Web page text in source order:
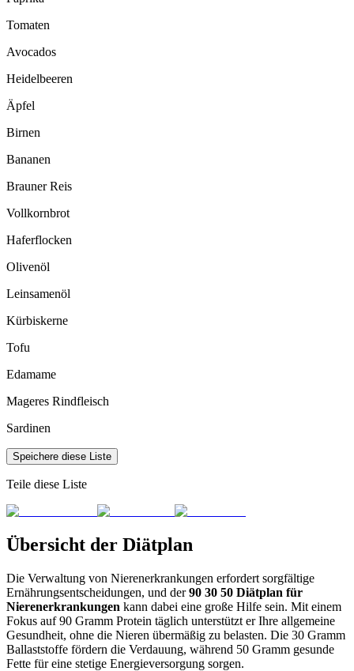
Tomaten
Avocados
Heidelbeeren
Äpfel
Birnen
Bananen
Brauner Reis
Vollkornbrot
Haferflocken
Olivenöl
Leinsamenöl
Kürbiskerne
Tofu
Edamame
Mageres Rindfleisch
Sardinen
Speichere diese Liste
Teile diese Liste
Übersicht der Diätplan
Die Verwaltung von Nierenerkrankungen erfordert sorgfältige
Ernährungsentscheidungen, und der90 30 50 Diätplan für
Nierenerkrankungen kann dabei eine große Hilfe sein. Mit einem
Fokus auf 90 Gramm Protein täglich unterstützt er Ihre allgemeine
Gesundheit, ohne die Nieren übermäßig zu belasten. Die 30 Gramm
Ballaststoffe fördern die Verdauung, während 50 Gramm gesunde
Fette für eine stetige Energieversorgung sorgen.